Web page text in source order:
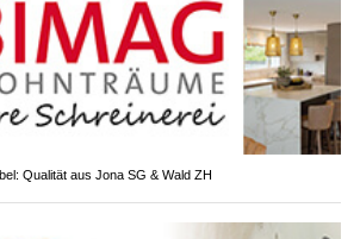
Qualität aus Jona SG & Wald ZH